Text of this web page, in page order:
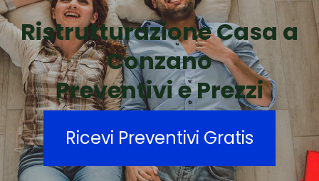
Ristrutturazione Casa a
Conzano
Preventivi e Prezzi
Ricevi Preventivi Gratis